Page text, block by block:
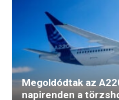
Megoldódtak az
napirenden a